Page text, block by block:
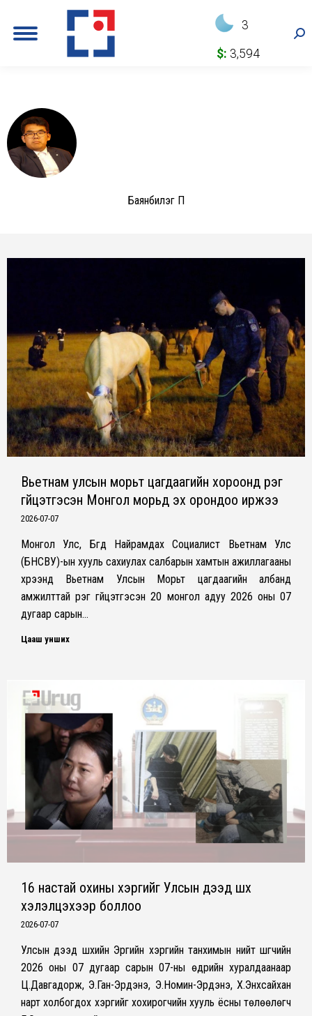
3
$: 3,594
Баянбилэг П
Вьетнам улсын морьт цагдаагийн хороонд үүрэг
гүйцэтгэсэн Монгол морьд эх орондоо иржээ
2026-07-07
Монгол Улс, Бүгд Найрамдах Социалист Вьетнам Улс
(БНСВУ)-ын хууль сахиулах салбарын хамтын ажиллагааны
хүрээнд Вьетнам Улсын Морьт цагдаагийн албанд
амжилттай үүрэг гүйцэтгэсэн 20 монгол адуу 2026 оны 07
дугаар сарын…
Цааш унших
16 настай охины хэргийг Улсын дээд шүүх
хэлэлцэхээр боллоо
2026-07-07
Улсын дээд шүүхийн Эрүүгийн хэргийн танхимын нийт шүүгчийн
2026 оны 07 дугаар сарын 07-ны өдрийн хуралдаанаар
Ц.Давгадорж, Э.Ган-Эрдэнэ, Э.Номин-Эрдэнэ, Х.Энхсайхан
нарт холбогдох хэргийг хохирогчийн хууль ёсны төлөөлөгч